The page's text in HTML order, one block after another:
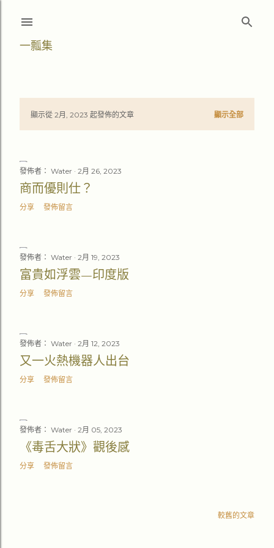
一瓢集
文
章
顯示從 2月, 2023 起發佈的文章 顯示全部
發佈者： Water 2月 26, 2023
商而優則仕？
分享 發佈留言
發佈者： Water 2月 19, 2023
富貴如浮雲—印度版
分享 發佈留言
發佈者： Water 2月 12, 2023
又一火熱機器人出台
分享 發佈留言
發佈者： Water 2月 05, 2023
《毒舌大狀》觀後感
分享 發佈留言
較舊的文章